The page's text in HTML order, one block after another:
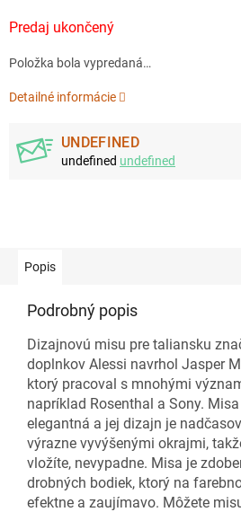
cena:
Predaj ukončený
Položka bola vypredaná…
Detailné informácie
UNDEFINED
undefined undefined
Popis
Podrobný popis
Dizajnovú misu pre taliansku
doplnkov Alessi navrhol Jasper
ktorý pracoval s mnohými
napríklad Rosenthal a Sony.
elegantná a jej dizajn je
výrazne vyvýšenými okrajmi,
vložíte, nevypadne. Misa je
drobných bodiek, ktorý na
efektne a zaujímavo. Môžete